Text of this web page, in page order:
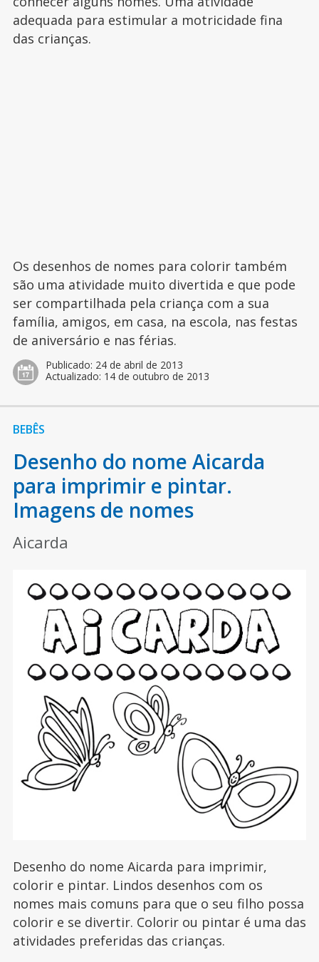
adequada para estimular a motricidade fina
das crianças.
Os desenhos de nomes para colorir também
são uma atividade muito divertida e que pode
ser compartilhada pela criança com a sua
família, amigos, em casa, na escola, nas festas
de aniversário e nas férias.
Publicado: 24 de abril de 2013
Actualizado: 14 de outubro de 2013
BEBÊS
Desenho do nome Aicarda
para imprimir e pintar.
Imagens de nomes
Aicarda
Desenho do nome Aicarda para imprimir,
colorir e pintar. Lindos desenhos com os
nomes mais comuns para que o seu filho possa
colorir e se divertir. Colorir ou pintar é uma das
atividades preferidas das crianças.